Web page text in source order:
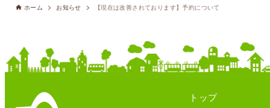
ホーム お知らせ 【現在は改善されております】予約について
トップ